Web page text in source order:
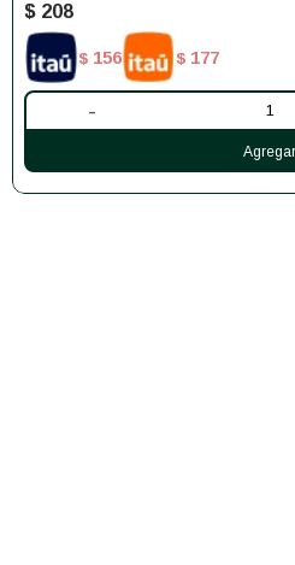
$ 208
$ 156 $ 177
-